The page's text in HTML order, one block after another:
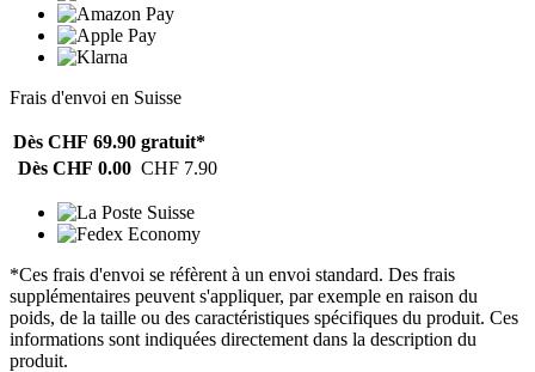
Frais d'envoi en Suisse
Dès CHF 69.90 gratuit*
Dès CHF 0.00 CHF 7.90
*Ces frais d'envoi se réfèrent à un envoi standard. Des frais
supplémentaires peuvent s'appliquer, par exemple en raison du
poids, de la taille ou des caractéristiques spécifiques du produit. Ces
informations sont indiquées directement dans la description du
produit.